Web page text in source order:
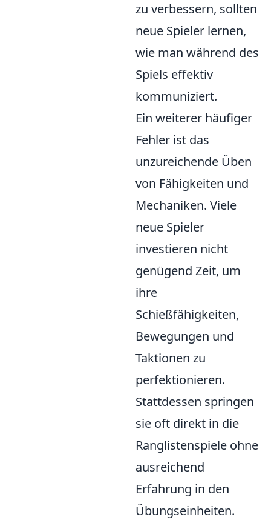
zu verbessern, sollten
neue Spieler lernen,
wie man während des
Spiels effektiv
kommuniziert.
Ein weiterer häufiger
Fehler ist das
unzureichende Üben
von Fähigkeiten und
Mechaniken. Viele
neue Spieler
investieren nicht
genügend Zeit, um
ihre
Schießfähigkeiten,
Bewegungen und
Taktionen zu
perfektionieren.
Stattdessen springen
sie oft direkt in die
Ranglistenspiele ohne
ausreichend
Erfahrung in den
Übungseinheiten.